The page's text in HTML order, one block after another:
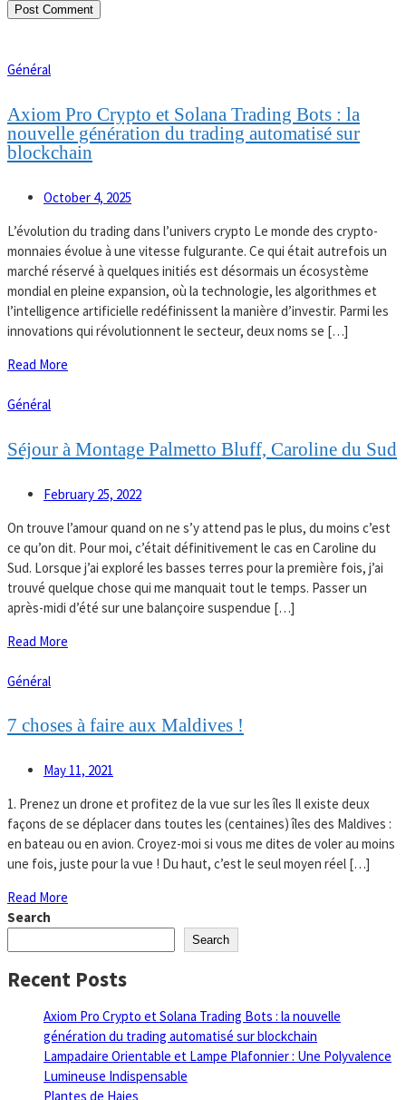
Général
Axiom Pro Crypto et Solana Trading Bots : la
nouvelle génération du trading automatisé sur
blockchain
October 4, 2025
L’évolution du trading dans l’univers crypto Le monde des crypto-
monnaies évolue à une vitesse fulgurante. Ce qui était autrefois un
marché réservé à quelques initiés est désormais un écosystème
mondial en pleine expansion, où la technologie, les algorithmes et
l’intelligence artificielle redéfinissent la manière d’investir. Parmi les
innovations qui révolutionnent le secteur, deux noms se […]
Read More
Général
Séjour à Montage Palmetto Bluff, Caroline du Sud
February 25, 2022
On trouve l’amour quand on ne s’y attend pas le plus, du moins c’est
ce qu’on dit. Pour moi, c’était définitivement le cas en Caroline du
Sud. Lorsque j’ai exploré les basses terres pour la première fois, j’ai
trouvé quelque chose qui me manquait tout le temps. Passer un
après-midi d’été sur une balançoire suspendue […]
Read More
Général
7 choses à faire aux Maldives !
May 11, 2021
1. Prenez un drone et profitez de la vue sur les îles Il existe deux
façons de se déplacer dans toutes les (centaines) îles des Maldives :
en bateau ou en avion. Croyez-moi si vous me dites de voler au moins
une fois, juste pour la vue ! Du haut, c’est le seul moyen réel […]
Read More
Search
Search
Recent Posts
Axiom Pro Crypto et Solana Trading Bots : la nouvelle
génération du trading automatisé sur blockchain
Lampadaire Orientable et Lampe Plafonnier : Une Polyvalence
Lumineuse Indispensable
Plantes de Haies